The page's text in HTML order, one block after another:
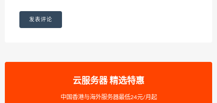
云服务器 精选特惠
中国香港与海外服务器最低24元/月起